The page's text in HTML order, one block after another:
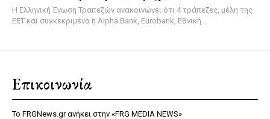
Η Ελληνική Ένωση Τραπεζών ανακοινώνει ότι 4 τράπεζες, μέλη της
ΕΕΤ και συγκεκριμένα η Alpha Bank, Eurobank, Εθνική...
Επικοινωνία
Το FRGNews.gr ανήκει στην «FRG MEDIA NEWS»